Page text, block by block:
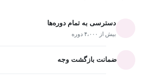
دسترسی به تمام دوره‌ها
بیش از ۴،۰۰۰ دوره
ضمانت بازگشت وجه